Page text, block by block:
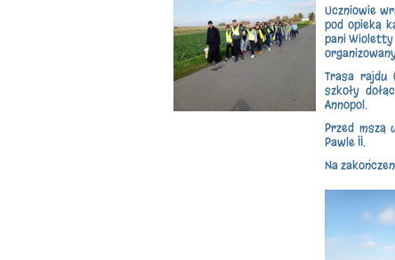
Uczniowie
pod opieką
pani Wioletty
Trasa rajdu
szkoły
Annopol.
Przed mszą
Pawle II.
Na